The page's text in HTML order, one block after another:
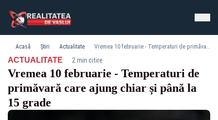
Acasă Știri Actualitate Vremea 10 februarie - Temperaturi de primăvară care ajung chiar și până la 15 grade
ACTUALITATE· 2 min citire
Vremea 10 februarie - Temperaturi de
primăvară care ajung chiar și până la
15 grade